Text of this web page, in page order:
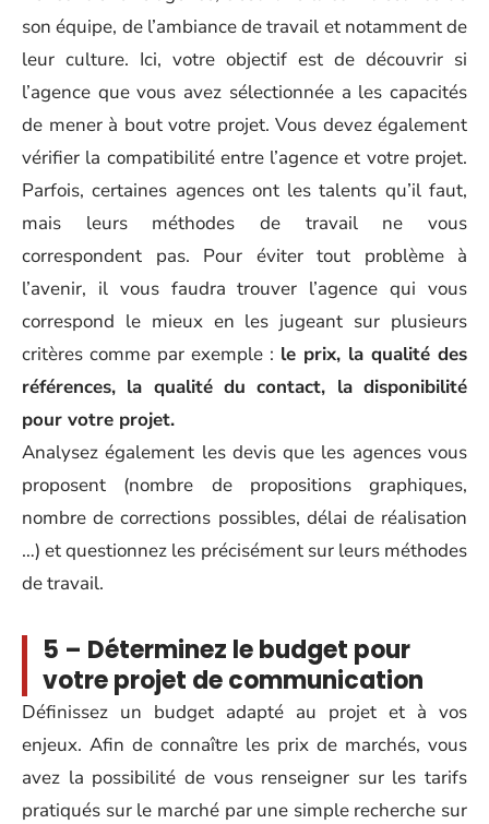
son équipe, de l’ambiance de travail et notamment de
leur culture. Ici, votre objectif est de découvrir si
l’agence que vous avez sélectionnée a les capacités
de mener à bout votre projet. Vous devez également
vérifier la compatibilité entre l’agence et votre projet.
Parfois, certaines agences ont les talents qu’il faut,
mais leurs méthodes de travail ne vous
correspondent pas. Pour éviter tout problème à
l’avenir, il vous faudra trouver l’agence qui vous
correspond le mieux en les jugeant sur plusieurs
critères comme par exemple : le prix, la qualité des
références, la qualité du contact, la disponibilité
pour votre projet.
Analysez également les devis que les agences vous
proposent (nombre de propositions graphiques,
nombre de corrections possibles, délai de réalisation
…) et questionnez les précisément sur leurs méthodes
de travail.
5 – Déterminez le budget pour
votre projet de communication
Définissez un budget adapté au projet et à vos
enjeux. Afin de connaître les prix de marchés, vous
avez la possibilité de vous renseigner sur les tarifs
pratiqués sur le marché par une simple recherche sur